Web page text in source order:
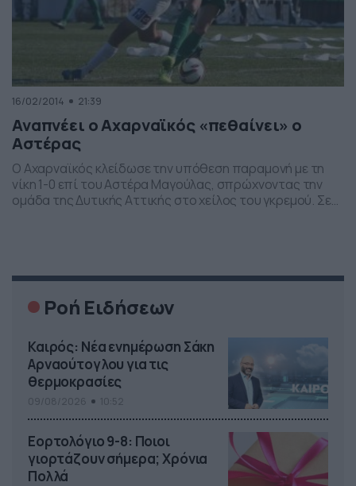
16/02/2014 21:39
Αναπνέει ο Αχαρναϊκός «πεθαίνει» ο
Αστέρας
Ο Αχαρναϊκός κλείδωσε την υπόθεση παραμονή με τη
νίκη 1-0 επί του Αστέρα Μαγούλας, σπρώχνοντας την
ομάδα της Δυτικής Αττικής στο χείλος του γκρεμού. Σε
Ροή Ειδήσεων
Καιρός: Νέα ενημέρωση Σάκη
Αρναούτογλου για τις
θερμοκρασίες
Εορτολόγιο 9-8: Ποιοι
γιορτάζουν σήμερα; Χρόνια
Πολλά